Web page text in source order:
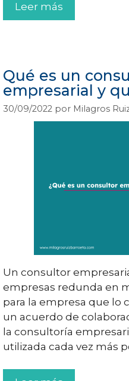
Leer más
Qué es un
empresarial y
30/09/2022 por Milagros
Un consultor
empresas redunda en
para la empresa que lo
un acuerdo de
la consultoría
utilizada cada vez más